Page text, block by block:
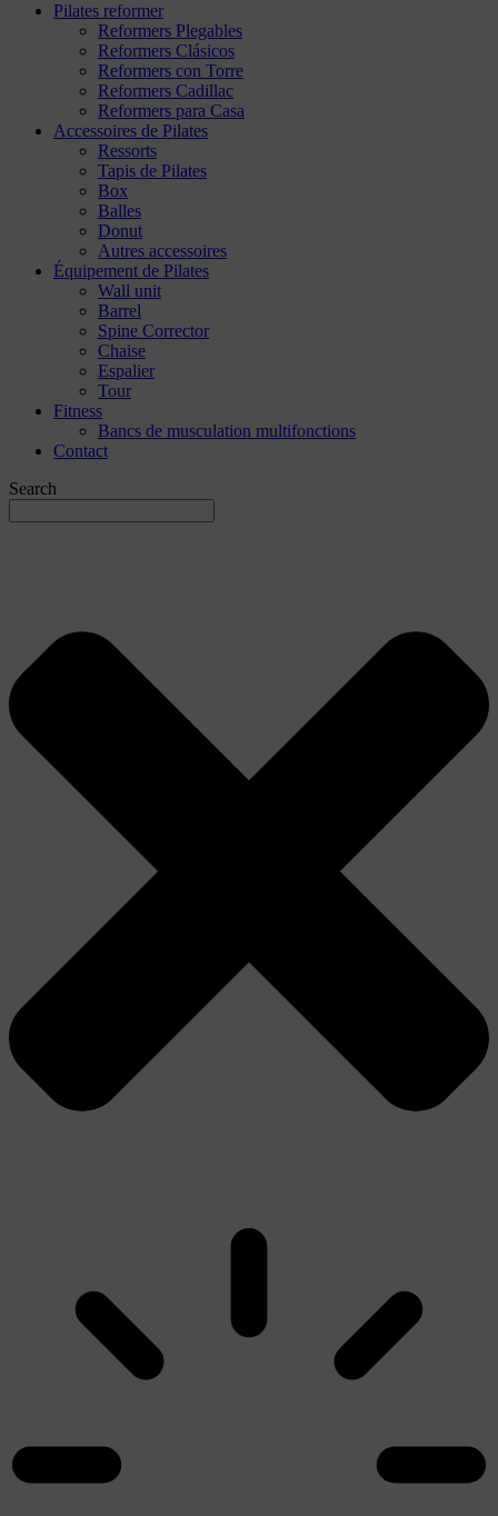
Pilates reformer
Reformers Plegables
Reformers Clásicos
Reformers con Torre
Reformers Cadillac
Reformers para Casa
Accessoires de Pilates
Ressorts
Tapis de Pilates
Box
Balles
Donut
Autres accessoires
Équipement de Pilates
Wall unit
Barrel
Spine Corrector
Chaise
Espalier
Tour
Fitness
Bancs de musculation multifonctions
Contact
Search